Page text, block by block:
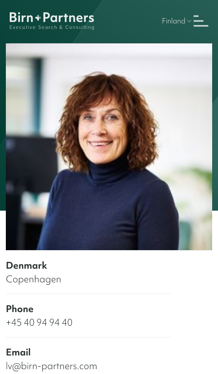
Finland
Denmark
Copenhagen
Phone
+45 40 94 94 40
Email
lv@birn-partners.com